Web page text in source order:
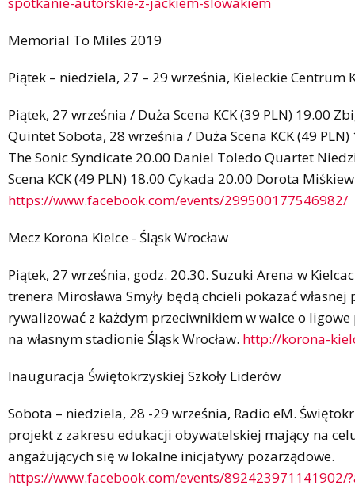
Memorial To Miles 2019
Piątek – niedziela, 27 – 29 września, Kieleckie
Piątek, 27 września / Duża Scena KCK (39 PLN) 19.00
Quintet Sobota, 28 września / Duża Scena KCK (49
The Sonic Syndicate 20.00 Daniel Toledo Quartet
Scena KCK (49 PLN) 18.00 Cykada 20.00 Dorota
https://www.facebook.com/events/299500177546982/
Mecz Korona Kielce - Śląsk Wrocław
Piątek, 27 września, godz. 20.30. Suzuki Arena w
trenera Mirosława Smyły będą chcieli pokazać
rywalizować z każdym przeciwnikiem w walce o
na własnym stadionie Śląsk Wrocław. http://korona-
Inauguracja Świętokrzyskiej Szkoły Liderów
Sobota – niedziela, 28 -29 września, Radio eM.
projekt z zakresu edukacji obywatelskiej mający na
angażujących się w lokalne inicjatywy pozarządowe.
https://www.facebook.com/events/892423971141902/